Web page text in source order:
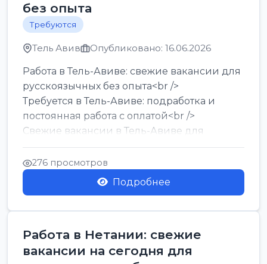
без опыта
Требуются
Тель Авив Опубликовано: 16.06.2026
Работа в Тель-Авиве: свежие вакансии для
русскоязычных без опыта<br />
Требуется в Тель-Авиве: подработка и
постоянная работа с оплатой<br />
Свежие вакансии в Тель-Авиве для
мужчин и женщин от хозя...
276 просмотров
Подробнее
Работа в Нетании: свежие
вакансии на сегодня для